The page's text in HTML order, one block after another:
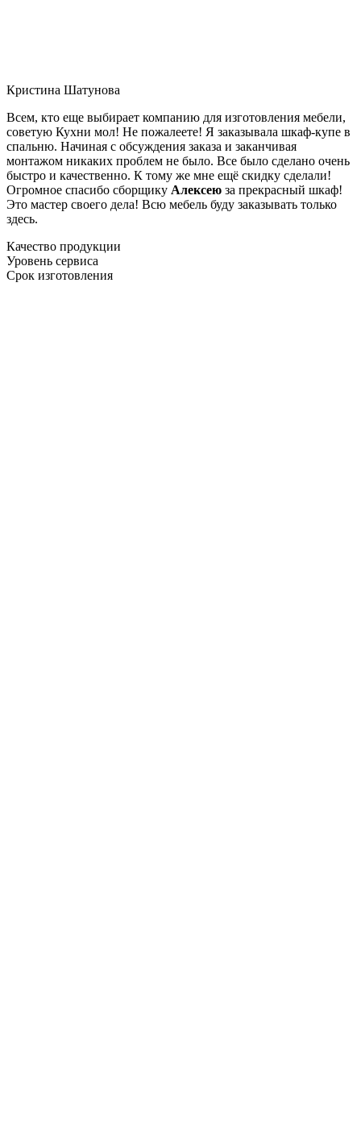
Кристина Шатунова
Всем, кто еще выбирает компанию для изготовления мебели,
советую Кухни мол! Не пожалеете! Я заказывала шкаф-купе в
спальню. Начиная с обсуждения заказа и заканчивая
монтажом никаких проблем не было. Все было сделано очень
быстро и качественно. К тому же мне ещё скидку сделали!
Огромное спасибо сборщику Алексею за прекрасный шкаф!
Это мастер своего дела! Всю мебель буду заказывать только
здесь.
Качество продукции
Уровень сервиса
Срок изготовления